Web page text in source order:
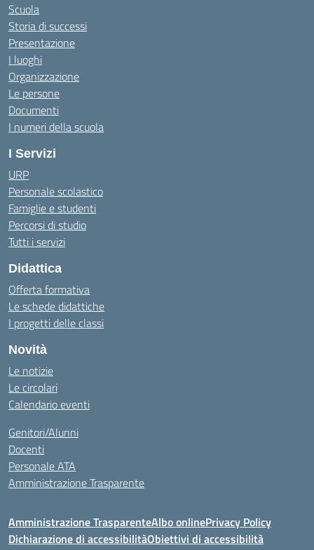
Scuola
Storia di successi
Presentazione
I luoghi
Organizzazione
Le persone
Documenti
I numeri della scuola
I Servizi
URP
Personale scolastico
Famiglie e studenti
Percorsi di studio
Tutti i servizi
Didattica
Offerta formativa
Le schede didattiche
I progetti delle classi
Novità
Le notizie
Le circolari
Calendario eventi
Genitori/Alunni
Docenti
Personale ATA
Amministrazione Trasparente
Amministrazione TrasparenteAlbo onlinePrivacy Policy
Dichiarazione di accessibilitàObiettivi di accessibilità